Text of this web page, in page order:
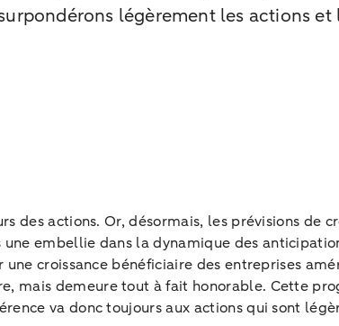
légèrement les actions
des actions. Or, désormais, les prévisions de
une embellie dans la dynamique des
croissance bénéficiaire des entreprises
mais demeure tout à fait honorable. Cette
va donc toujours aux actions qui sont